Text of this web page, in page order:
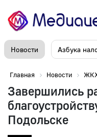
Новости Азбука
Главная Новости
Завершились
Подольске